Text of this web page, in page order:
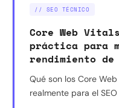
// SEO TÉCNICO
Core Web
práctica para
rendimiento de
Qué son los Core
realmente para el